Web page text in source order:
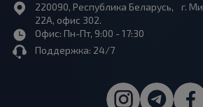
220090, Республика Беларусь, г.
22А, офис 302.
Офис: Пн-Пт, 9:00 - 17:30
Поддержка: 24/7